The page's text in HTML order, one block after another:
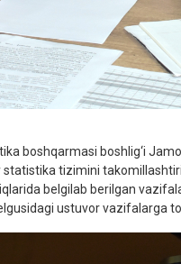
boshqarmasi boshlig‘i
statistika tizimini
belgilab berilgan
ustuvor vazifalarga